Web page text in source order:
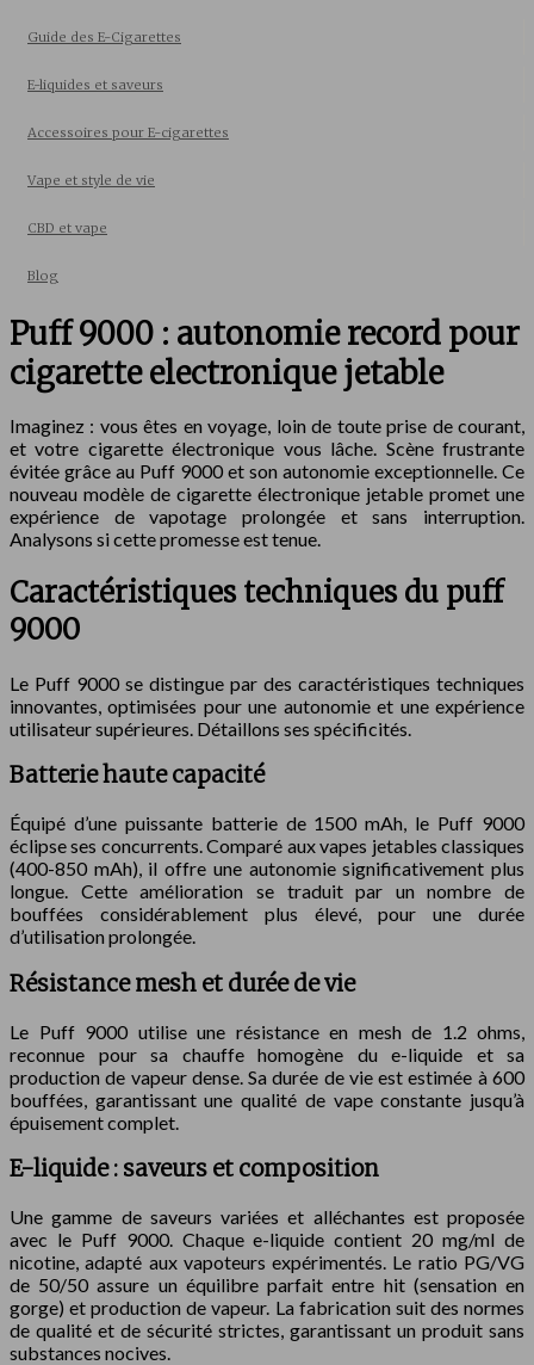
Guide des E-Cigarettes
E-liquides et saveurs
Accessoires pour E-cigarettes
Vape et style de vie
CBD et vape
Blog
Puff 9000 : autonomie record pour
cigarette electronique jetable
Imaginez : vous êtes en voyage, loin de toute prise de courant,
et votre cigarette électronique vous lâche. Scène frustrante
évitée grâce au Puff 9000 et son autonomie exceptionnelle. Ce
nouveau modèle de cigarette électronique jetable promet une
expérience de vapotage prolongée et sans interruption.
Analysons si cette promesse est tenue.
Caractéristiques techniques du puff
9000
Le Puff 9000 se distingue par des caractéristiques techniques
innovantes, optimisées pour une autonomie et une expérience
utilisateur supérieures. Détaillons ses spécificités.
Batterie haute capacité
Équipé d’une puissante batterie de 1500 mAh, le Puff 9000
éclipse ses concurrents. Comparé aux vapes jetables classiques
(400-850 mAh), il offre une autonomie significativement plus
longue. Cette amélioration se traduit par un nombre de
bouffées considérablement plus élevé, pour une durée
d’utilisation prolongée.
Résistance mesh et durée de vie
Le Puff 9000 utilise une résistance en mesh de 1.2 ohms,
reconnue pour sa chauffe homogène du e-liquide et sa
production de vapeur dense. Sa durée de vie est estimée à 600
bouffées, garantissant une qualité de vape constante jusqu’à
épuisement complet.
E-liquide : saveurs et composition
Une gamme de saveurs variées et alléchantes est proposée
avec le Puff 9000. Chaque e-liquide contient 20 mg/ml de
nicotine, adapté aux vapoteurs expérimentés. Le ratio PG/VG
de 50/50 assure un équilibre parfait entre hit (sensation en
gorge) et production de vapeur. La fabrication suit des normes
de qualité et de sécurité strictes, garantissant un produit sans
substances nocives.